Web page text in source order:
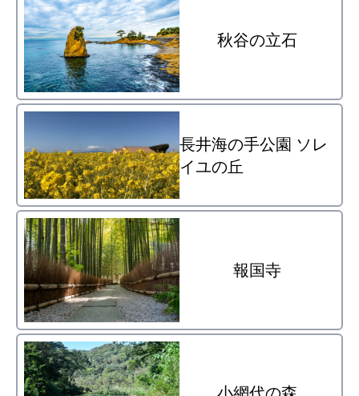
秋谷の立石
長井海の手公園 ソレ
イユの丘
報国寺